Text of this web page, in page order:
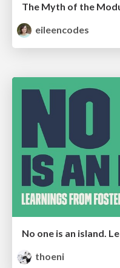
eileencodes
thoeni